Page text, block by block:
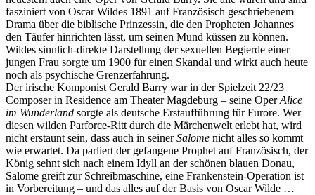
fasziniert von Oscar Wildes 1891 auf Französisch geschriebenem
Drama über die biblische Prinzessin, die den Propheten Johannes
den Täufer hinrichten lässt, um seinen Mund küssen zu können.
Wildes sinnlich-direkte Darstellung der sexuellen Begierde einer
jungen Frau sorgte um 1900 für einen Skandal und wirkt auch heute
noch als psychische Grenzerfahrung.
Der irische Komponist Gerald Barry war in der Spielzeit 22/23
Composer in Residence am Theater Magdeburg – seine OperAlice
im Wunderland sorgte als deutsche Erstaufführung für Furore. Wer
diesen wilden Parforce-Ritt durch die Märchenwelt erlebt hat, wird
nicht erstaunt sein, dass auch in seinerSalome nicht alles so kommt
wie erwartet. Da parliert der gefangene Prophet auf Französisch, der
König sehnt sich nach einem Idyll an der schönen blauen Donau,
Salome greift zur Schreibmaschine, eine Frankenstein-Operation ist
in Vorbereitung – und das alles auf der Basis von Oscar Wilde …